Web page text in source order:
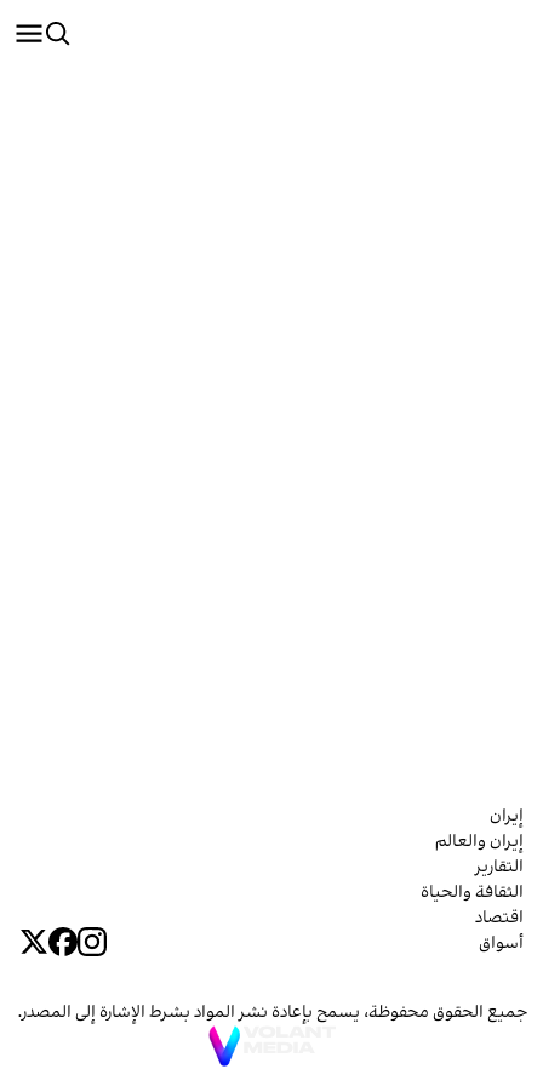
إيران
إيران والعالم
التقارير
الثقافة والحياة
اقتصاد
أسواق
جميع الحقوق محفوظة، يسمح بإعادة نشر المواد بشرط الإشارة إلى المصدر.